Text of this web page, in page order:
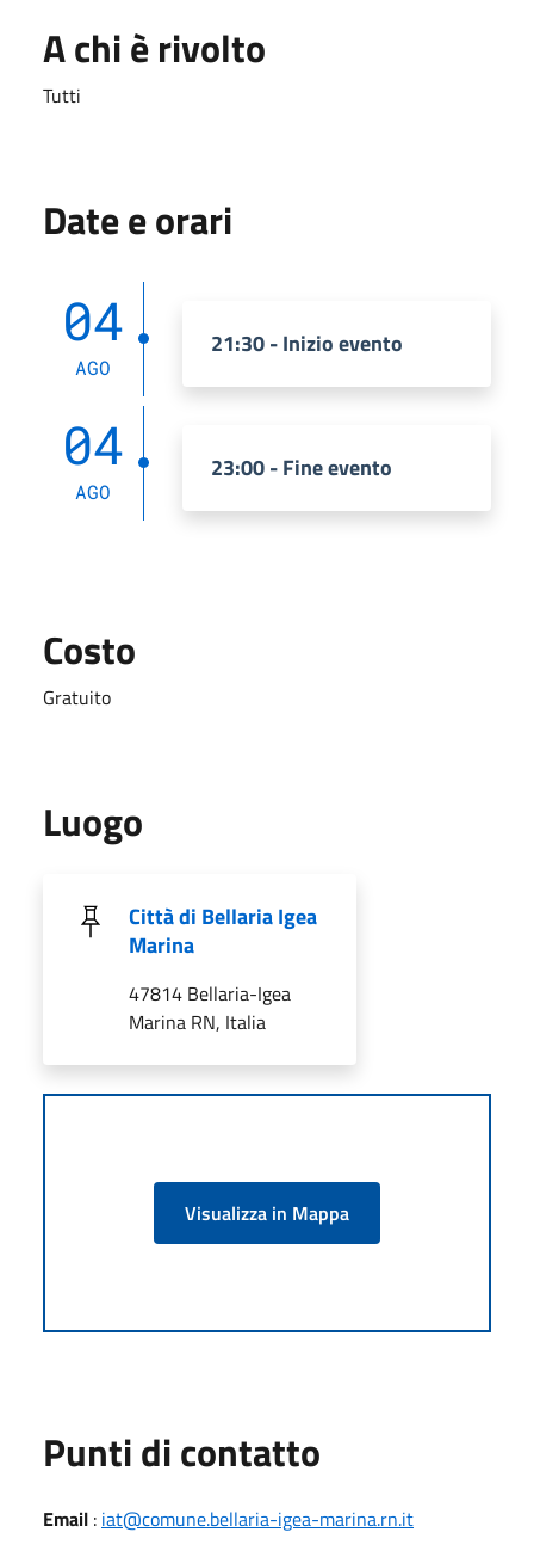
A chi è rivolto
Tutti
Date e orari
04
AGO
21:30 - Inizio evento
04
AGO
23:00 - Fine evento
Costo
Gratuito
Luogo
Città di Bellaria Igea
Marina
47814 Bellaria-Igea
Marina RN, Italia
Visualizza in Mappa
Punti di contatto
Email : iat@comune.bellaria-igea-marina.rn.it